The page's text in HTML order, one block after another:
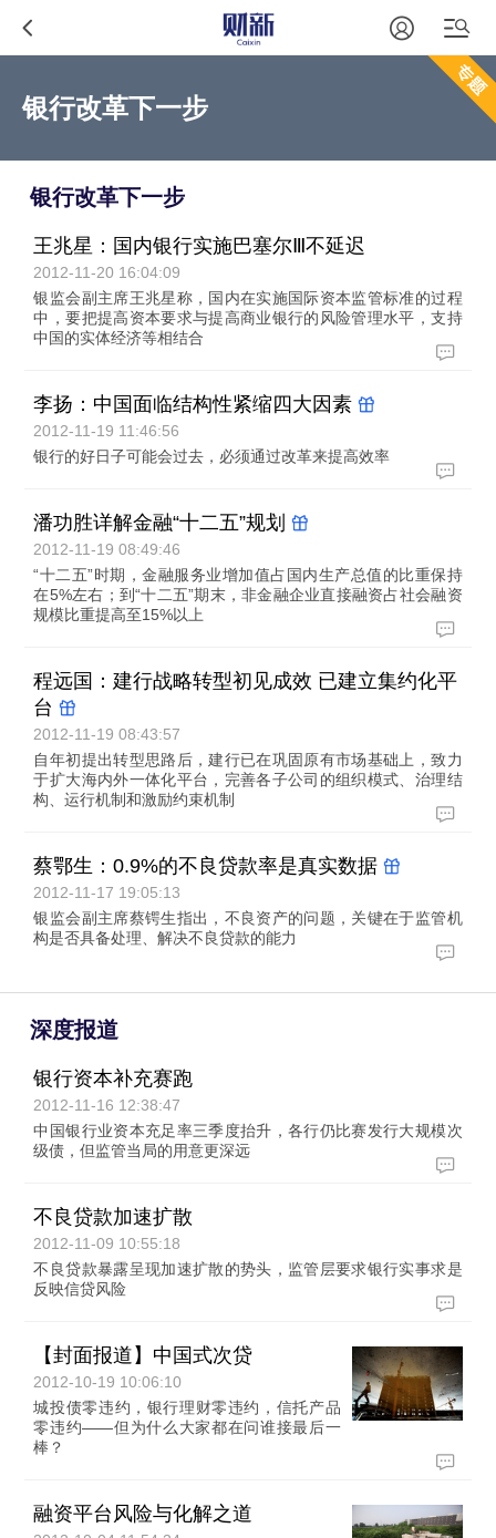
银行改革下一步
银行改革下一步
王兆星：国内银行实施巴塞尔Ⅲ不延迟
2012-11-20 16:04:09
银监会副主席王兆星称，国内在实施国际资本监管标准的过程
中，要把提高资本要求与提高商业银行的风险管理水平，支持
中国的实体经济等相结合
李扬：中国面临结构性紧缩四大因素
2012-11-19 11:46:56
银行的好日子可能会过去，必须通过改革来提高效率
潘功胜详解金融“十二五”规划
2012-11-19 08:49:46
“十二五”时期，金融服务业增加值占国内生产总值的比重保持
在5%左右；到“十二五”期末，非金融企业直接融资占社会融资
规模比重提高至15%以上
程远国：建行战略转型初见成效 已建立集约化平
台
2012-11-19 08:43:57
自年初提出转型思路后，建行已在巩固原有市场基础上，致力
于扩大海内外一体化平台，完善各子公司的组织模式、治理结
构、运行机制和激励约束机制
蔡鄂生：0.9%的不良贷款率是真实数据
2012-11-17 19:05:13
银监会副主席蔡锷生指出，不良资产的问题，关键在于监管机
构是否具备处理、解决不良贷款的能力
深度报道
银行资本补充赛跑
2012-11-16 12:38:47
中国银行业资本充足率三季度抬升，各行仍比赛发行大规模次
级债，但监管当局的用意更深远
不良贷款加速扩散
2012-11-09 10:55:18
不良贷款暴露呈现加速扩散的势头，监管层要求银行实事求是
反映信贷风险
【封面报道】中国式次贷
2012-10-19 10:06:10
城投债零违约，银行理财零违约，信托产品
零违约——但为什么大家都在问谁接最后一
棒？
融资平台风险与化解之道